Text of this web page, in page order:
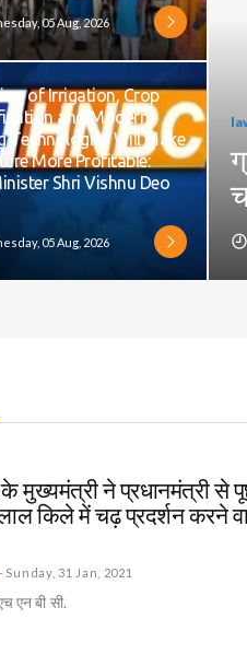
05 Aug, 2026
of Irrigation, Crop
and Modern
Technologies Will Make
More Profitable:
Shri Vishnu Deo
05 Aug, 2026
मुख्यमंत्री ने प्रधानमंत्री से
किले में चढ़ प्रदर्शन करने
Sunday, 31 Jan, 2021
एन बी सी.